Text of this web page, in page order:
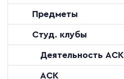
Предметы
Студ. клубы
Деятельность АСК
АСК